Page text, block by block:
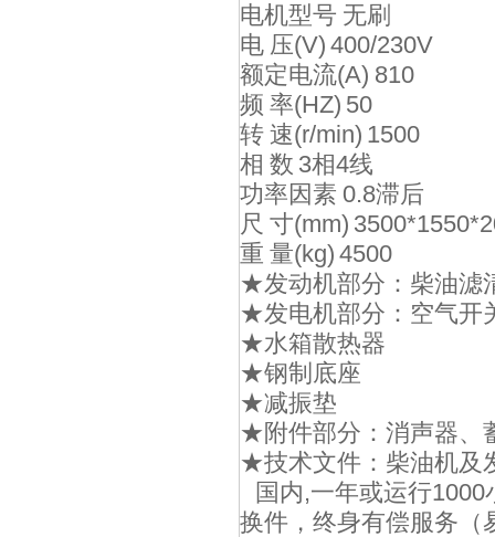
电机型号 无刷
电 压(V) 400/230V
额定电流(A) 810
频 率(HZ) 50
转 速(r/min) 1500
相 数 3相4线
功率因素 0.8滞后
尺 寸(mm)
重 量(kg) 4500
★发动机部分：柴油滤
★发电机部分：空气开
★水箱散热器
★钢制底座
★减振垫
★附件部分：消声器、
★技术文件：柴油机及
国内,一年或运行1000
换件，终身有偿服务（